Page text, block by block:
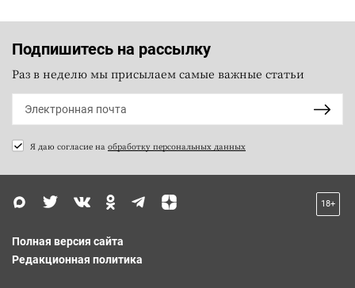
Подпишитесь на рассылку
Раз в неделю мы присылаем самые важные статьи
Я даю согласие на обработку персональных данных
18+
Полная версия сайта
Редакционная политика